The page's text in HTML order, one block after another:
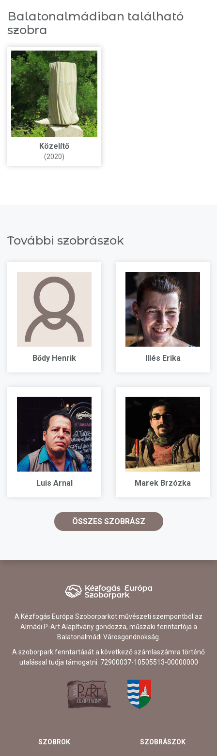
Balatonalmádiban található
szobra
Közelítő
(2020)
További szobrászok
Bődy Henrik Illés Erika
Luis Arnal Marek Brzózka
ÖSSZES SZOBRÁSZ
A Kézfogás Európa Szoborparkot művészeti szempontból az
Almádi P-Art Alapítvány gondozza, műszaki fenntartója a
Balatonalmádi Városgondnokság.
A szoborpark fenntartását a következő számlaszámra történő
utalással tudja támogatni: 72900037-10505513-00000000
SZOBROK SZOBRÁSZOK